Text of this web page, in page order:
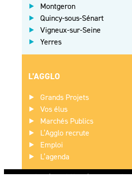
Montgeron
Quincy-sous-Sénart
Vigneux-sur-Seine
Yerres
L’AGGLO
Grands Projets
Vos élus
Marchés Publics
L’Agglo recrute
Emploi
L’agenda
Plan du site Accessibilité Gérer les cookies